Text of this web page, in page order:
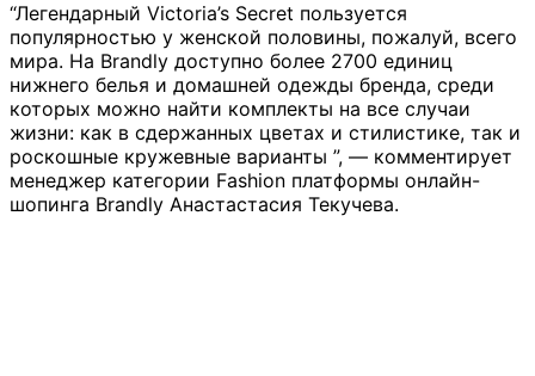
“Легендарный Victoria’s Secret пользуется
популярностью у женской половины, пожалуй, всего
мира. На Brandly доступно более 2700 единиц
нижнего белья и домашней одежды бренда, среди
которых можно найти комплекты на все случаи
жизни: как в сдержанных цветах и стилистике, так и
роскошные кружевные варианты ”, — комментирует
менеджер категории Fashion платформы онлайн-
шопинга Brandly Анастастасия Текучева.